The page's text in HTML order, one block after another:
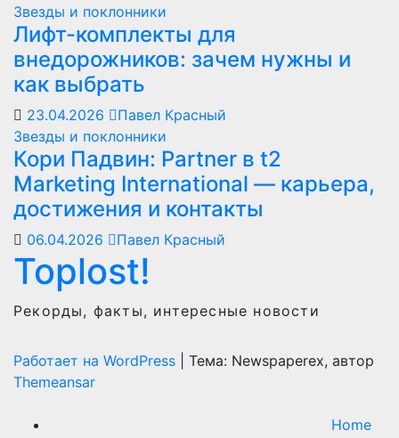
Звезды и поклонники
Лифт-комплекты для
внедорожников: зачем нужны и
как выбрать
23.04.2026
Павел Красный
Звезды и поклонники
Кори Падвин: Partner в t2
Marketing International — карьера,
достижения и контакты
06.04.2026 Павел Красный
Toplost!
Рекорды, факты, интересные новости
Работает на WordPress
Тема: Newspaperex, автор
Themeansar
Home